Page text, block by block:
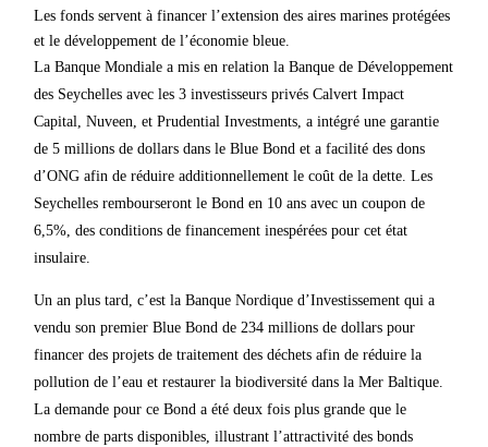
Les fonds servent à financer l’extension des aires marines protégées
et le développement de l’économie bleue.
La Banque Mondiale a mis en relation la Banque de Développement
des Seychelles avec les 3 investisseurs privés Calvert Impact
Capital, Nuveen, et Prudential Investments, a intégré une garantie
de 5 millions de dollars dans le Blue Bond et a facilité des dons
d’ONG afin de réduire additionnellement le coût de la dette. Les
Seychelles rembourseront le Bond en 10 ans avec un coupon de
6,5%, des conditions de financement inespérées pour cet état
insulaire.
Un an plus tard, c’est la Banque Nordique d’Investissement qui a
vendu son premier Blue Bond de 234 millions de dollars pour
financer des projets de traitement des déchets afin de réduire la
pollution de l’eau et restaurer la biodiversité dans la Mer Baltique.
La demande pour ce Bond a été deux fois plus grande que le
nombre de parts disponibles, illustrant l’attractivité des bonds